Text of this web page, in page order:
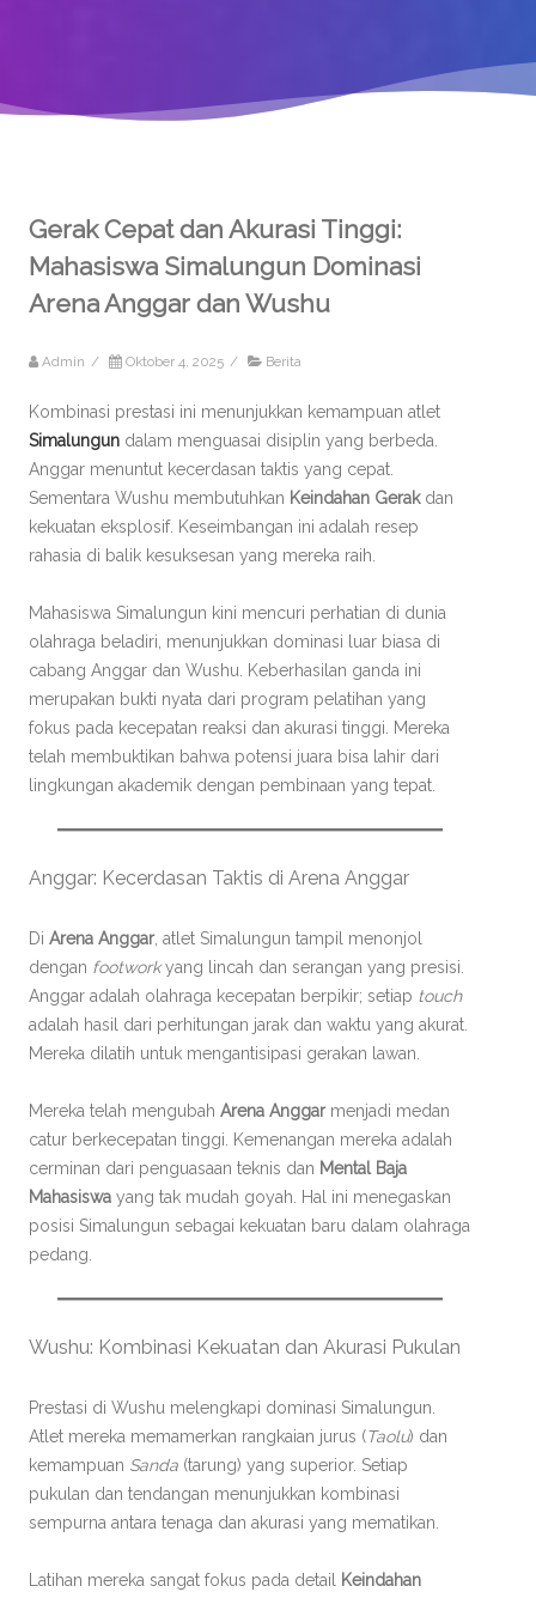
Gerak Cepat dan Akurasi Tinggi:
Mahasiswa Simalungun Dominasi
Arena Anggar dan Wushu
Admin / Oktober 4, 2025 / Berita
Kombinasi prestasi ini menunjukkan kemampuan atlet
Simalungun dalam menguasai disiplin yang berbeda.
Anggar menuntut kecerdasan taktis yang cepat.
Sementara Wushu membutuhkan Keindahan Gerakdan
kekuatan eksplosif. Keseimbangan ini adalah resep
rahasia di balik kesuksesan yang mereka raih.
Mahasiswa Simalungun kini mencuri perhatian di dunia
olahraga beladiri, menunjukkan dominasi luar biasa di
cabang Anggar dan Wushu. Keberhasilan ganda ini
merupakan bukti nyata dari program pelatihan yang
fokus pada kecepatan reaksi dan akurasi tinggi. Mereka
telah membuktikan bahwa potensi juara bisa lahir dari
lingkungan akademik dengan pembinaan yang tepat.
Anggar: Kecerdasan Taktis di Arena Anggar
Di Arena Anggar, atlet Simalungun tampil menonjol
dengan footworkyang lincah dan serangan yang presisi.
Anggar adalah olahraga kecepatan berpikir; setiap touch
adalah hasil dari perhitungan jarak dan waktu yang akurat.
Mereka dilatih untuk mengantisipasi gerakan lawan.
Mereka telah mengubah Arena Anggarmenjadi medan
catur berkecepatan tinggi. Kemenangan mereka adalah
cerminan dari penguasaan teknis dan Mental Baja
Mahasiswa yang tak mudah goyah. Hal ini menegaskan
posisi Simalungun sebagai kekuatan baru dalam olahraga
pedang.
Wushu: Kombinasi Kekuatan dan Akurasi Pukulan
Prestasi di Wushu melengkapi dominasi Simalungun.
Atlet mereka memamerkan rangkaian jurus (Taolu) dan
kemampuan Sanda (tarung) yang superior. Setiap
pukulan dan tendangan menunjukkan kombinasi
sempurna antara tenaga dan akurasi yang mematikan.
Latihan mereka sangat fokus pada detail
Keindahan